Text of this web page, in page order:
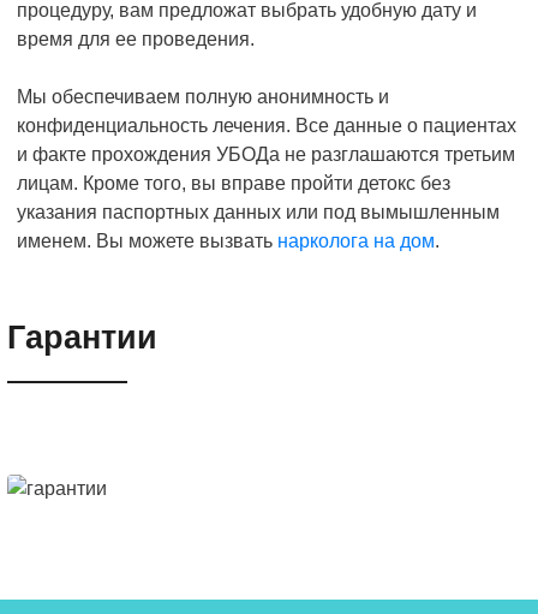
процедуру, вам предложат выбрать удобную дату и
время для ее проведения.
Мы обеспечиваем полную анонимность и
конфиденциальность лечения. Все данные о пациентах
и факте прохождения УБОДа не разглашаются третьим
лицам. Кроме того, вы вправе пройти детокс без
указания паспортных данных или под вымышленным
именем. Вы можете вызвать нарколога на дом.
Гарантии